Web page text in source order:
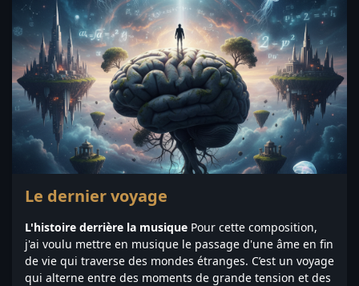
Le dernier voyage
L'histoire derrière la musique Pour cette composition,
j'ai voulu mettre en musique le passage d'une âme en fin
de vie qui traverse des mondes étranges. C’est un voyage
qui alterne entre des moments de grande tension et des